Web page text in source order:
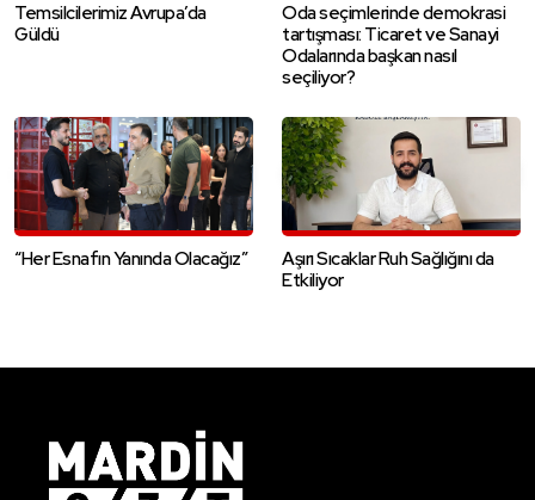
Temsilcilerimiz Avrupa’da
Güldü
Oda seçimlerinde demokrasi
tartışması: Ticaret ve Sanayi
Odalarında başkan nasıl
seçiliyor?
“Her Esnafın Yanında Olacağız”
Aşırı Sıcaklar Ruh Sağlığını da
Etkiliyor